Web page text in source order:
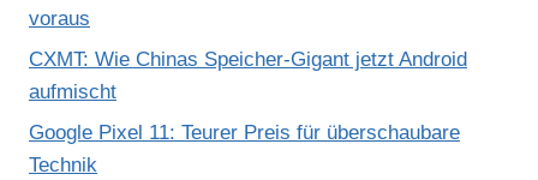
voraus
CXMT: Wie Chinas Speicher-Gigant jetzt Android
aufmischt
Google Pixel 11: Teurer Preis für überschaubare
Technik